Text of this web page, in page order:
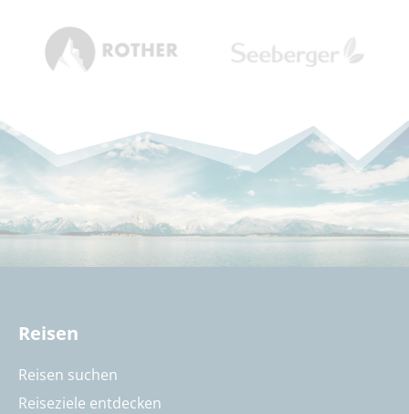
Reisen
Reisen suchen
Reiseziele entdecken